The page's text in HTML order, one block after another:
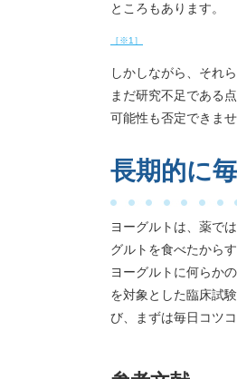
ところもあります。
［※1］
しかしながら、それ
まだ研究不足である
可能性も否定できま
長期的に
ヨーグルトは、薬で
グルトを食べたから
ヨーグルトに何らか
を対象とした臨床試
び、まずは毎日コツ